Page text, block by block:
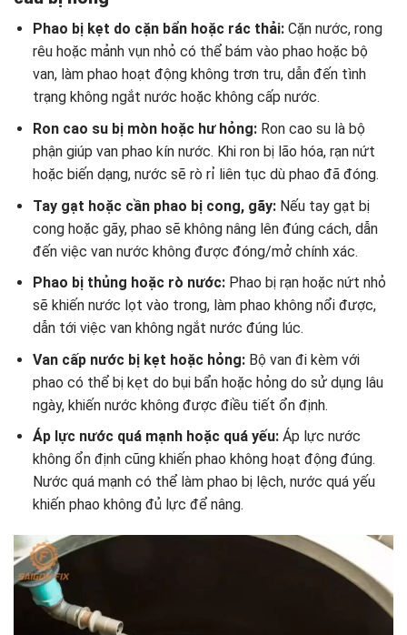
Phao bị kẹt do cặn bẩn hoặc rác thải: Cặn nước, rong
rêu hoặc mảnh vụn nhỏ có thể bám vào phao hoặc bộ
van, làm phao hoạt động không trơn tru, dẫn đến tình
trạng không ngắt nước hoặc không cấp nước.
Ron cao su bị mòn hoặc hư hỏng: Ron cao su là bộ
phận giúp van phao kín nước. Khi ron bị lão hóa, rạn nứt
hoặc biến dạng, nước sẽ rò rỉ liên tục dù phao đã đóng.
Tay gạt hoặc cần phao bị cong, gãy: Nếu tay gạt bị
cong hoặc gãy, phao sẽ không nâng lên đúng cách, dẫn
đến việc van nước không được đóng/mở chính xác.
Phao bị thủng hoặc rò nước: Phao bị rạn hoặc nứt nhỏ
sẽ khiến nước lọt vào trong, làm phao không nổi được,
dẫn tới việc van không ngắt nước đúng lúc.
Van cấp nước bị kẹt hoặc hỏng: Bộ van đi kèm với
phao có thể bị kẹt do bụi bẩn hoặc hỏng do sử dụng lâu
ngày, khiến nước không được điều tiết ổn định.
Áp lực nước quá mạnh hoặc quá yếu: Áp lực nước
không ổn định cũng khiến phao không hoạt động đúng.
Nước quá mạnh có thể làm phao bị lệch, nước quá yếu
khiến phao không đủ lực để nâng.